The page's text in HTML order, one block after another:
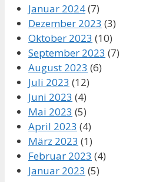
Januar 2024(7)
Dezember 2023 (3)
Oktober 2023 (10)
September 2023 (7)
August 2023 (6)
Juli 2023 (12)
Juni 2023 (4)
Mai 2023 (5)
April 2023 (4)
März 2023 (1)
Februar 2023 (4)
Januar 2023 (5)